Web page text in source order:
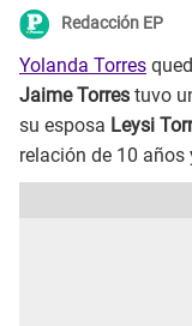
Redacción EP
Yolanda Torres
Jaime Torres tuvo
su esposa Leysi
relación de 10 años